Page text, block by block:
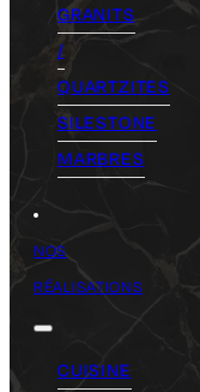
GRANITS
/
QUARTZITES
SILESTONE
MARBRES
NOS
RÉALISATIONS
CUISINE